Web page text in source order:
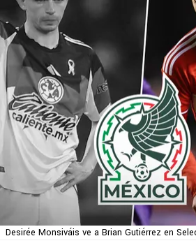
Desirée Monsiváis ve a Brian Gutiérrez en